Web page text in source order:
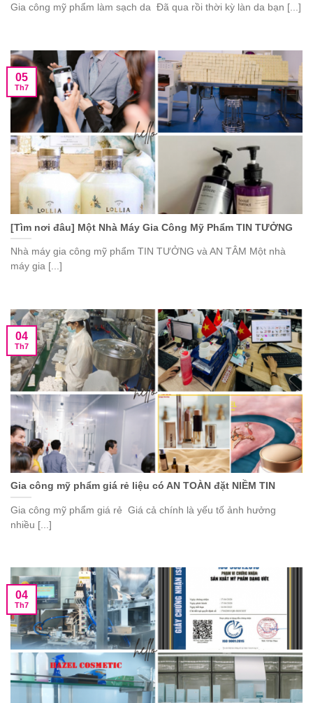
Gia công mỹ phẩm làm sạch da Đã qua rồi thời kỳ làn da bạn [...]
[Tìm nơi đâu] Một Nhà Máy Gia Công Mỹ Phẩm TIN TƯỞNG
Nhà máy gia công mỹ phẩm TIN TƯỞNG và AN TÂM Một nhà
máy gia [...]
05
Th7
Gia công mỹ phẩm giá rẻ liệu có AN TOÀN đặt NIỀM TIN
Gia công mỹ phẩm giá rẻ Giá cả chính là yếu tố ảnh hưởng
nhiều [...]
04
Th7
04
Th7